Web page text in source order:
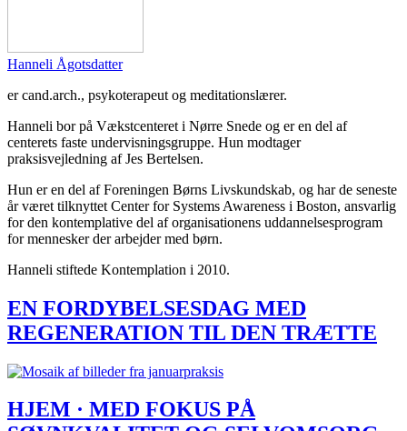
Hanneli Ågotsdatter
er cand.arch., psykoterapeut og meditationslærer.
Hanneli bor på Vækstcenteret i Nørre Snede og er en del af
centerets faste undervisningsgruppe. Hun modtager
praksisvejledning af Jes Bertelsen.
Hun er en del af Foreningen Børns Livskundskab, og har de seneste
år været tilknyttet Center for Systems Awareness i Boston, ansvarlig
for den kontemplative del af organisationens uddannelsesprogram
for mennesker der arbejder med børn.
Hanneli stiftede Kontemplation i 2010.
EN FORDYBELSESDAG MED
REGENERATION TIL DEN TRÆTTE
HJEM · MED FOKUS PÅ